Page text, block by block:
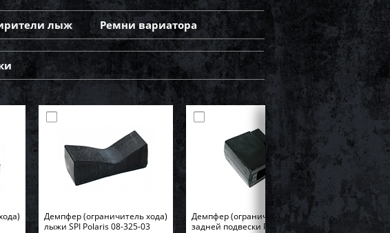
лыж Ремни вариатора
Демпфер (ограничитель хода)
лыжи SPI Polaris 08-325-03
Демпфер (ограничитель хода)
задней подвески Polaris SM-